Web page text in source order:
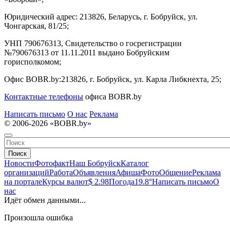
Юридический адрес: 213826, Беларусь, г. Бобруйск, ул.
Чонгарская, 81/25;
УНП 790676313, Свидетельство о госрегистрации
№790676313 от 11.11.2011 выдано Бобруйским
горисполкомом;
Офис BOBR.by:213826, г. Бобруйск, ул. Карла Либкнехта, 25;
Контактные телефоны офиса BOBR.by
Написать письмо О нас Реклама
© 2006-2026 «BOBR.by»
Поиск
НовостиФотофактНаш БобруйскКаталог
организацийРаботаОбъявленияАфишаФотоОбщениеРеклама
на порталеКурсы валют$ 2.98Погода19.8°Написать письмоО
нас
Идёт обмен данными...
Произошла ошибка